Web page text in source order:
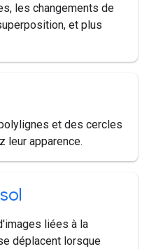
les changements de
et plus
et des cercles
leur apparence.
liées à la
déplacent lorsque